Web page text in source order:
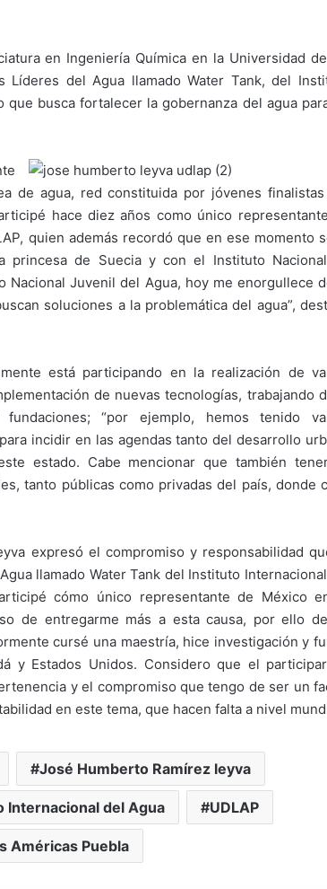
en Ingeniería Química en la Universidad
del Agua llamado Water Tank, del
que busca fortalecer la gobernanza del agua
de agua, red constituida por jóvenes
hace diez años como único
quien además recordó que en ese momento
de Suecia y con el Instituto
Nacional Juvenil del Agua, hoy me enorgullece
soluciones a la problemática del agua”,
está participando en la realización de
de nuevas tecnologías, trabajando
“por ejemplo, hemos tenido
incidir en las agendas tanto del desarrollo
estado. Cabe mencionar que también
tanto públicas como privadas del país, donde
expresó el compromiso y responsabilidad
llamado Water Tank del Instituto
cómo único representante de México
de entregarme más a esta causa, por ello
cursé una maestría, hice investigación y
y Estados Unidos. Considero que el
y el compromiso que tengo de ser un
en este tema, que hacen falta a nivel
José Humberto Ramírez leyva
Internacional del Agua UDLAP
Américas Puebla